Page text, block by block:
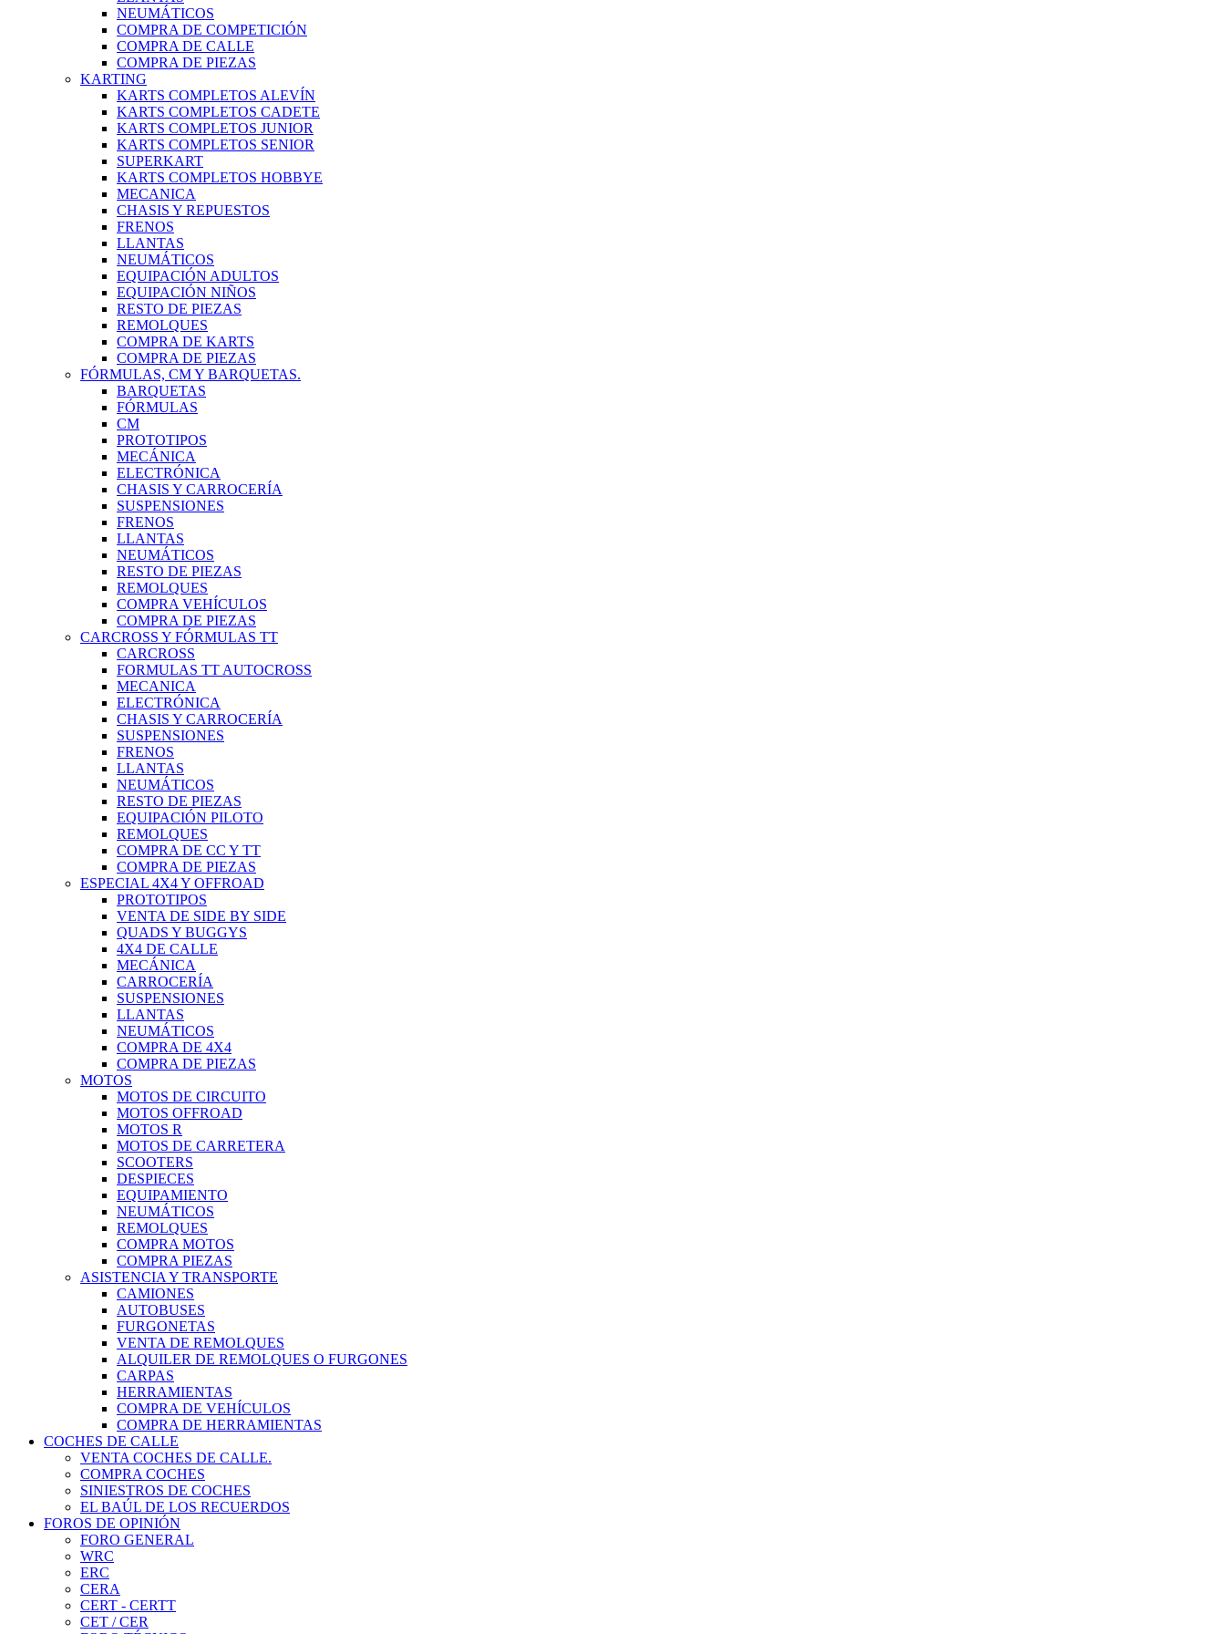
NEUMÁTICOS
COMPRA DE COMPETICIÓN
COMPRA DE CALLE
COMPRA DE PIEZAS
KARTING
KARTS COMPLETOS ALEVÍN
KARTS COMPLETOS CADETE
KARTS COMPLETOS JUNIOR
KARTS COMPLETOS SENIOR
SUPERKART
KARTS COMPLETOS HOBBYE
MECANICA
CHASIS Y REPUESTOS
FRENOS
LLANTAS
NEUMÁTICOS
EQUIPACIÓN ADULTOS
EQUIPACIÓN NIÑOS
RESTO DE PIEZAS
REMOLQUES
COMPRA DE KARTS
COMPRA DE PIEZAS
FÓRMULAS, CM Y BARQUETAS.
BARQUETAS
FÓRMULAS
CM
PROTOTIPOS
MECÁNICA
ELECTRÓNICA
CHASIS Y CARROCERÍA
SUSPENSIONES
FRENOS
LLANTAS
NEUMÁTICOS
RESTO DE PIEZAS
REMOLQUES
COMPRA VEHÍCULOS
COMPRA DE PIEZAS
CARCROSS Y FÓRMULAS TT
CARCROSS
FORMULAS TT AUTOCROSS
MECANICA
ELECTRÓNICA
CHASIS Y CARROCERÍA
SUSPENSIONES
FRENOS
LLANTAS
NEUMÁTICOS
RESTO DE PIEZAS
EQUIPACIÓN PILOTO
REMOLQUES
COMPRA DE CC Y TT
COMPRA DE PIEZAS
ESPECIAL 4X4 Y OFFROAD
PROTOTIPOS
VENTA DE SIDE BY SIDE
QUADS Y BUGGYS
4X4 DE CALLE
MECÁNICA
CARROCERÍA
SUSPENSIONES
LLANTAS
NEUMÁTICOS
COMPRA DE 4X4
COMPRA DE PIEZAS
MOTOS
MOTOS DE CIRCUITO
MOTOS OFFROAD
MOTOS R
MOTOS DE CARRETERA
SCOOTERS
DESPIECES
EQUIPAMIENTO
NEUMÁTICOS
REMOLQUES
COMPRA MOTOS
COMPRA PIEZAS
ASISTENCIA Y TRANSPORTE
CAMIONES
AUTOBUSES
FURGONETAS
VENTA DE REMOLQUES
ALQUILER DE REMOLQUES O FURGONES
CARPAS
HERRAMIENTAS
COMPRA DE VEHÍCULOS
COMPRA DE HERRAMIENTAS
COCHES DE CALLE
VENTA COCHES DE CALLE.
COMPRA COCHES
SINIESTROS DE COCHES
EL BAÚL DE LOS RECUERDOS
FOROS DE OPINIÓN
FORO GENERAL
WRC
ERC
CERA
CERT - CERTT
CET / CER